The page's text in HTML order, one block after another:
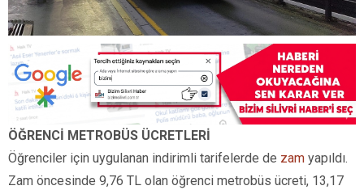
ÖĞRENCİ METROBÜS ÜCRETLERİ
Öğrenciler için uygulanan indirimli tarifelerde de zam yapıldı.
Zam öncesinde 9,76 TL olan öğrenci metrobüs ücreti, 13,17